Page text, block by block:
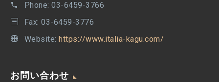
Phone: 03-6459-3766
Fax: 03-6459-3776
Website: https://www.italia-kagu.com/
お問い合わせ